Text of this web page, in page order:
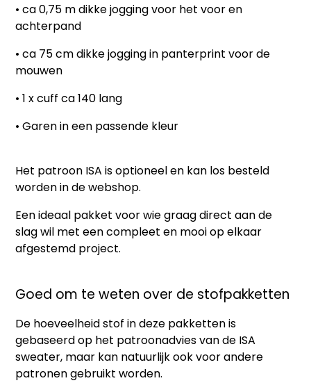
• ca 0,75 m dikke jogging voor het voor en
achterpand
• ca 75 cm dikke jogging in panterprint voor de
mouwen
• 1 x cuff ca 140 lang
• Garen in een passende kleur
Het patroon ISA is optioneel en kan los besteld
worden in de webshop.
Een ideaal pakket voor wie graag direct aan de
slag wil met een compleet en mooi op elkaar
afgestemd project.
Goed om te weten over de stofpakketten
De hoeveelheid stof in deze pakketten is
gebaseerd op het patroonadvies van de ISA
sweater, maar kan natuurlijk ook voor andere
patronen gebruikt worden.